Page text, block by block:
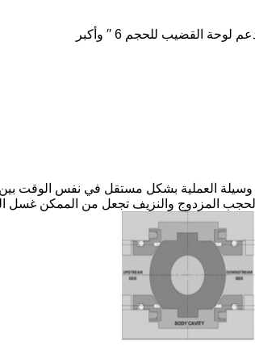
وسيلة العملية بشكل مستقل في نفس الوقت